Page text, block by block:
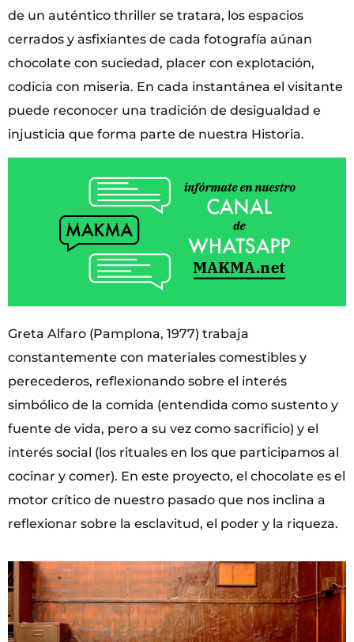
de un auténtico thriller se tratara, los espacios
cerrados y asfixiantes de cada fotografía aúnan
chocolate con suciedad, placer con explotación,
codicia con miseria. En cada instantánea el visitante
puede reconocer una tradición de desigualdad e
injusticia que forma parte de nuestra Historia.
Greta Alfaro (Pamplona, 1977) trabaja
constantemente con materiales comestibles y
perecederos, reflexionando sobre el interés
simbólico de la comida (entendida como sustento y
fuente de vida, pero a su vez como sacrificio) y el
interés social (los rituales en los que participamos al
cocinar y comer). En este proyecto, el chocolate es el
motor crítico de nuestro pasado que nos inclina a
reflexionar sobre la esclavitud, el poder y la riqueza.